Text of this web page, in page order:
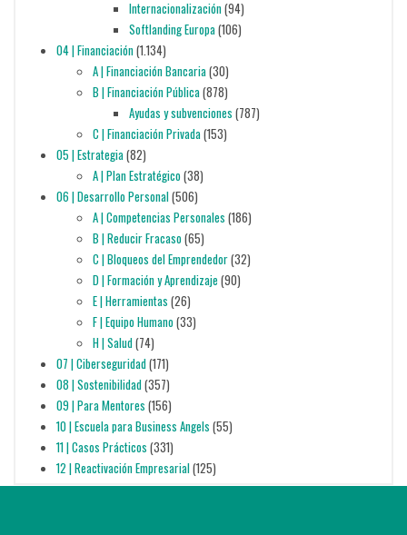
Internacionalización(94)
Softlanding Europa(106)
04 | Financiación(1.134)
A | Financiación Bancaria(30)
B | Financiación Pública(878)
Ayudas y subvenciones (787)
C | Financiación Privada(153)
05 | Estrategia(82)
A | Plan Estratégico(38)
06 | Desarrollo Personal(506)
A | Competencias Personales (186)
B | Reducir Fracaso(65)
C | Bloqueos del Emprendedor(32)
D | Formación y Aprendizaje (90)
E | Herramientas (26)
F | Equipo Humano(33)
H | Salud(74)
07 | Ciberseguridad(171)
08 | Sostenibilidad(357)
09 | Para Mentores (156)
10 | Escuela para Business Angels (55)
11 | Casos Prácticos (331)
12 | Reactivación Empresarial(125)